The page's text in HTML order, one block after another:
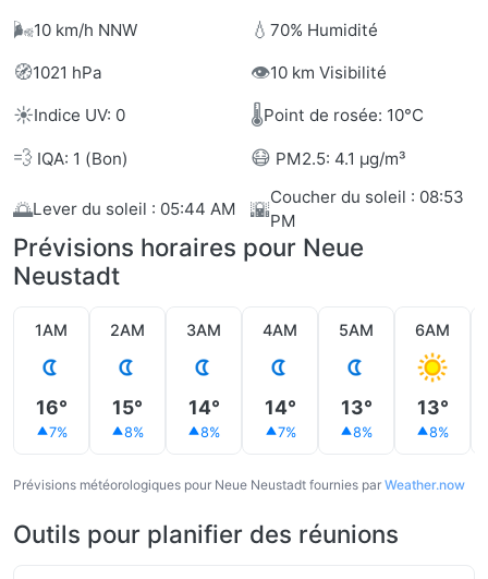
🌬️10 km/h NNW 💧 70% Humidité
🧭1021 hPa 👁️10 km Visibilité
☀️Indice UV: 0 🌡️Point de rosée: 10°C
💨 IQA: 1 (Bon) 😷 PM2.5: 4.1 µg/m³
🌅Lever du soleil : 05:44 AM 🌇Coucher du soleil : 08:53
PM
Prévisions horaires pour Neue
Neustadt
1AM
16°
7%
2AM
15°
8%
3AM
14°
8%
4AM
14°
7%
5AM
13°
8%
6AM
13°
8%
Prévisions météorologiques pour Neue Neustadt fournies par Weather.now
Outils pour planifier des réunions